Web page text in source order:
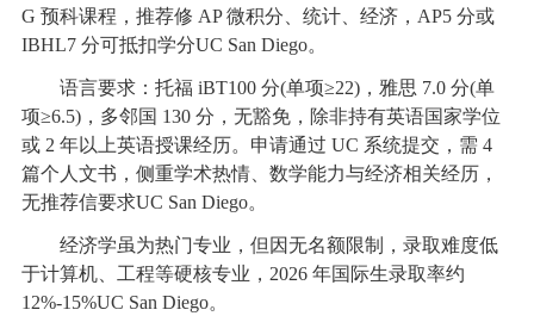
G 预科课程，推荐修 AP 微积分、统计、经济，AP5 分或
IBHL7 分可抵扣学分UC San Diego。
语言要求：托福 iBT100 分(单项≥22)，雅思 7.0 分(单
项≥6.5)，多邻国 130 分，无豁免，除非持有英语国家学位
或 2 年以上英语授课经历。申请通过 UC 系统提交，需 4
篇个人文书，侧重学术热情、数学能力与经济相关经历，
无推荐信要求UC San Diego。
经济学虽为热门专业，但因无名额限制，录取难度低
于计算机、工程等硬核专业，2026 年国际生录取率约
12%-15%UC San Diego。